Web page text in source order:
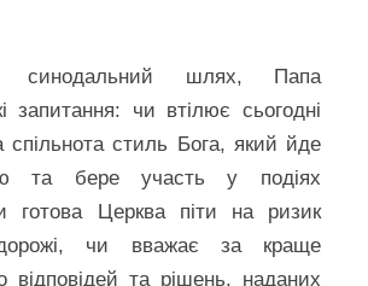
синодальний шлях, Папа
запитання: чи втілює сьогодні
спільнота стиль Бога, який йде
та бере участь у подіях
готова Церква піти на ризик
чи вважає за краще
відповідей та рішень, наданих